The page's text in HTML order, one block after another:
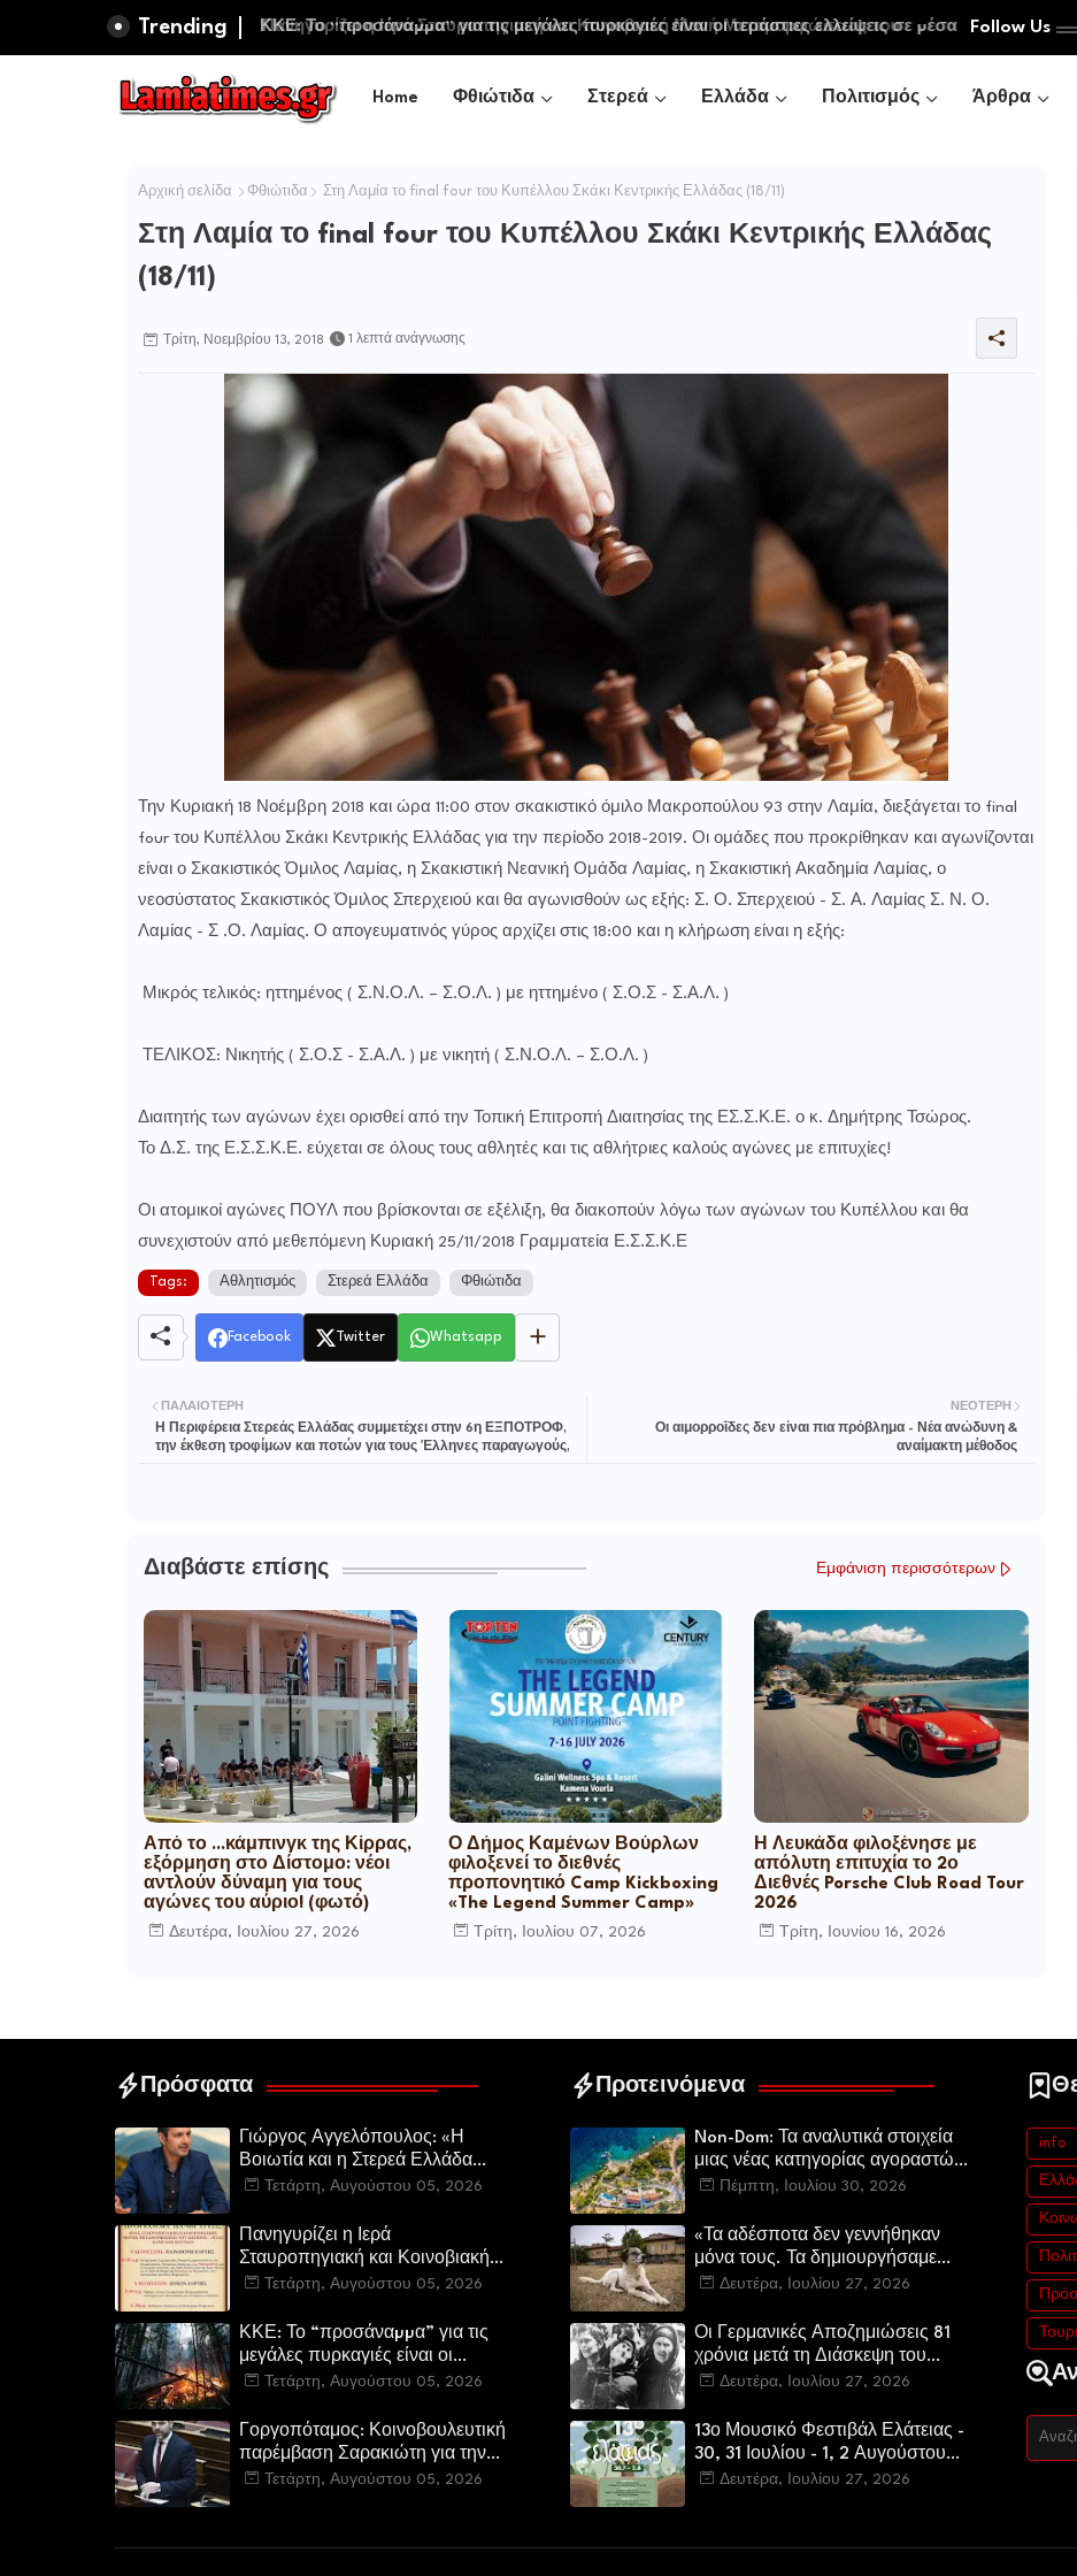
Trending ΚΚΕ: Το “προσάναµµα” για τις μεγάλες πυρκαγιές είναι οι τεράστιες ελλείψεις σε µέσα Follow Us
Home Φθιώτιδα Στερεά Ελλάδα Πολιτισμός Άρθρα
Αρχική σελίδα Φθιώτιδα Στη Λαμία το final four του Κυπέλλου Σκάκι Κεντρικής Ελλάδας (18/11)
Στη Λαμία το final four του Κυπέλλου Σκάκι Κεντρικής Ελλάδας
(18/11)
Τρίτη, Νοεμβρίου 13, 2018 1 λεπτά ανάγνωσης
Την Κυριακή 18 Νοέμβρη 2018 και ώρα 11:00 στον σκακιστικό όμιλο Μακροπούλου 93 στην Λαμία, διεξάγεται το final
four του Κυπέλλου Σκάκι Κεντρικής Ελλάδας για την περίοδο 2018-2019. Οι ομάδες που προκρίθηκαν και αγωνίζονται
είναι ο Σκακιστικός Όμιλος Λαμίας, η Σκακιστική Νεανική Ομάδα Λαμίας, η Σκακιστική Ακαδημία Λαμίας, ο
νεοσύστατος Σκακιστικός Όμιλος Σπερχειού και θα αγωνισθούν ως εξής: Σ. Ο. Σπερχειού - Σ. Α. Λαμίας Σ. Ν. Ο.
Λαμίας - Σ .Ο. Λαμίας. Ο απογευματινός γύρος αρχίζει στις 18:00 και η κλήρωση είναι η εξής:
Μικρός τελικός: ηττημένος ( Σ.Ν.Ο.Λ. – Σ.Ο.Λ. ) με ηττημένο ( Σ.Ο.Σ - Σ.Α.Λ. )
ΤΕΛΙΚΟΣ: Νικητής ( Σ.Ο.Σ - Σ.Α.Λ. ) με νικητή ( Σ.Ν.Ο.Λ. – Σ.Ο.Λ. )
Διαιτητής των αγώνων έχει ορισθεί από την Τοπική Επιτροπή Διαιτησίας της ΕΣ.Σ.Κ.Ε. ο κ. Δημήτρης Τσώρος.
Το Δ.Σ. της Ε.Σ.Σ.Κ.Ε. εύχεται σε όλους τους αθλητές και τις αθλήτριες καλούς αγώνες με επιτυχίες!
Οι ατομικοί αγώνες ΠΟΥΛ που βρίσκονται σε εξέλιξη, θα διακοπούν λόγω των αγώνων του Κυπέλλου και θα
συνεχιστούν από μεθεπόμενη Κυριακή 25/11/2018 Γραμματεία Ε.Σ.Σ.Κ.Ε
Tags: Αθλητισμός Στερεά Ελλάδα Φθιώτιδα
Facebook Twitter Whatsapp
ΝΕΌΤΕΡΗ
Οι αιμορροΐδες δεν είναι πια πρόβλημα - Νέα ανώδυνη &
αναίμακτη μέθοδος
ΠΑΛΑΙΌΤΕΡΗ
Η Περιφέρεια Στερεάς Ελλάδας συμμετέχει στην 6η ΕΞΠΟΤΡΟΦ,
την έκθεση τροφίμων και ποτών για τους Έλληνες παραγωγούς,
Διαβάστε επίσης Εμφάνιση περισσότερων
Από το ...κάμπινγκ της Κίρρας,
εξόρμηση στο Δίστομο: νέοι
αντλούν δύναμη για τους
αγώνες του αύριο! (φωτό)
Δευτέρα, Ιουλίου 27, 2026
Ο Δήμος Καμένων Βούρλων
φιλοξενεί το διεθνές
προπονητικό Camp Kickboxing
«The Legend Summer Camp»
Τρίτη, Ιουλίου 07, 2026
Η Λευκάδα φιλοξένησε με
απόλυτη επιτυχία το 2ο
Διεθνές Porsche Club Road Tour
2026
Τρίτη, Ιουνίου 16, 2026
Πρόσφατα
Γιώργος Αγγελόπουλος: «Η
Βοιωτία και η Στερεά Ελλάδα
καίγεται. Η Κυβέρνηση και η
αυτοθαυμάζονται.»
Τετάρτη, Αυγούστου 05, 2026
Πανηγυρίζει η Ιερά
Σταυροπηγιακή και Κοινοβιακή
Μονή Μεταμορφώσεως του
(Μονή Αγιάς ή Καρυάς)
Τετάρτη, Αυγούστου 05, 2026
ΚΚΕ: Το “προσάναµµα” για τις
μεγάλες πυρκαγιές είναι οι
τεράστιες ελλείψεις σε µέσα και
και τις δασικές υπηρεσίες
Τετάρτη, Αυγούστου 05, 2026
Γοργοπόταμος: Κοινοβουλευτική
παρέμβαση Σαρακιώτη για την
προστασία του εμβληματικού
Τετάρτη, Αυγούστου 05, 2026
Προτεινόμενα
Non-Dom: Τα αναλυτικά στοιχεία
μιας νέας κατηγορίας αγοραστών
στην ελληνική αγορά πολυτελών
Πέμπτη, Ιουλίου 30, 2026
«Τα αδέσποτα δεν γεννήθηκαν
μόνα τους. Τα δημιουργήσαμε
εμείς.»
Δευτέρα, Ιουλίου 27, 2026
Οι Γερμανικές Αποζημιώσεις 81
χρόνια μετά τη Διάσκεψη του
Πότσνταμ
Δευτέρα, Ιουλίου 27, 2026
13ο Μουσικό Φεστιβάλ Ελάτειας -
30, 31 Ιουλίου - 1, 2 Αυγούστου
2026Δευτέρα, Ιουλίου 27, 2026
info